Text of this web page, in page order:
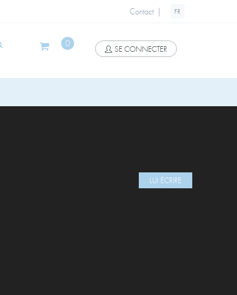
Contact | FR
0
SE CONNECTER
LUI ÉCRIRE